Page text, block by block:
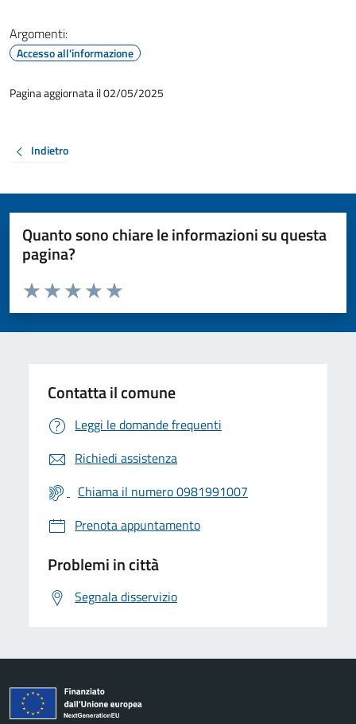
Argomenti:
Accesso all'informazione
Pagina aggiornata il 02/05/2025
Indietro
Quanto sono chiare le informazioni su questa
pagina?
Valuta da 1 a 5 stelle la pagina
Valuta 5 stelle su 5
Valuta 4 stelle su 5
Valuta 3 stelle su 5
Valuta 2 stelle su 5
Valuta 1 stelle su 5
Contatta il comune
Leggi le domande frequenti
Richiedi assistenza
Chiama il numero 0981991007
Prenota appuntamento
Problemi in città
Segnala disservizio